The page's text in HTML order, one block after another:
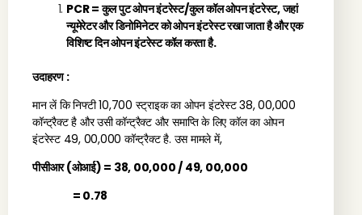
PCR = कुल पुट ओपन इंटरेस्ट/कुल कॉल ओपन इंटरेस्ट, जहां
न्यूमेरेटर और डिनोमिनेटर को ओपन इंटरेस्ट रखा जाता है और एक
विशिष्ट दिन ओपन इंटरेस्ट कॉल करता है.
उदाहरण :
मान लें कि निफ्टी 10,700 स्ट्राइक का ओपन इंटरेस्ट 38, 00,000
कॉन्ट्रैक्ट है और उसी कॉन्ट्रैक्ट और समाप्ति के लिए कॉल का ओपन
इंटरेस्ट 49, 00,000 कॉन्ट्रैक्ट है. उस मामले में,
पीसीआर (ओआई) = 38, 00,000 / 49, 00,000
= 0.78